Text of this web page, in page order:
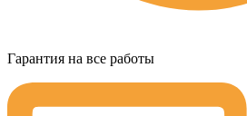
Гарантия на все работы